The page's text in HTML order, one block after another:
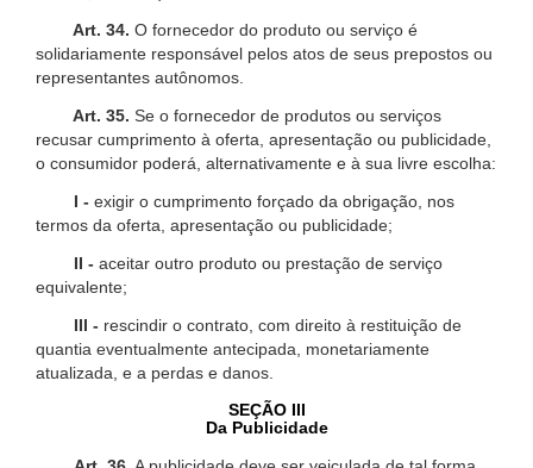
Art. 34. O fornecedor do produto ou serviço é
solidariamente responsável pelos atos de seus prepostos ou
representantes autônomos.
Art. 35. Se o fornecedor de produtos ou serviços
recusar cumprimento à oferta, apresentação ou publicidade,
o consumidor poderá, alternativamente e à sua livre escolha:
I - exigir o cumprimento forçado da obrigação, nos
termos da oferta, apresentação ou publicidade;
II - aceitar outro produto ou prestação de serviço
equivalente;
III - rescindir o contrato, com direito à restituição de
quantia eventualmente antecipada, monetariamente
atualizada, e a perdas e danos.
SEÇÃO III
Da Publicidade